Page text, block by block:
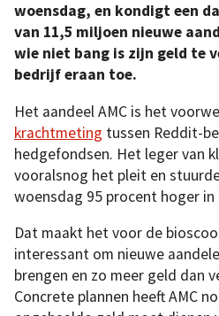
woensdag, en kondigt een
van 11,5 miljoen nieuwe
wie niet bang is zijn geld te
bedrijf eraan toe.
Het aandeel AMC is het
krachtmeting tussen Reddit-
hedgefondsen. Het leger van
vooralsnog het pleit en
woensdag 95 procent hoger in
Dat maakt het voor de
interessant om nieuwe
brengen en zo meer geld dan
Concrete plannen heeft AMC